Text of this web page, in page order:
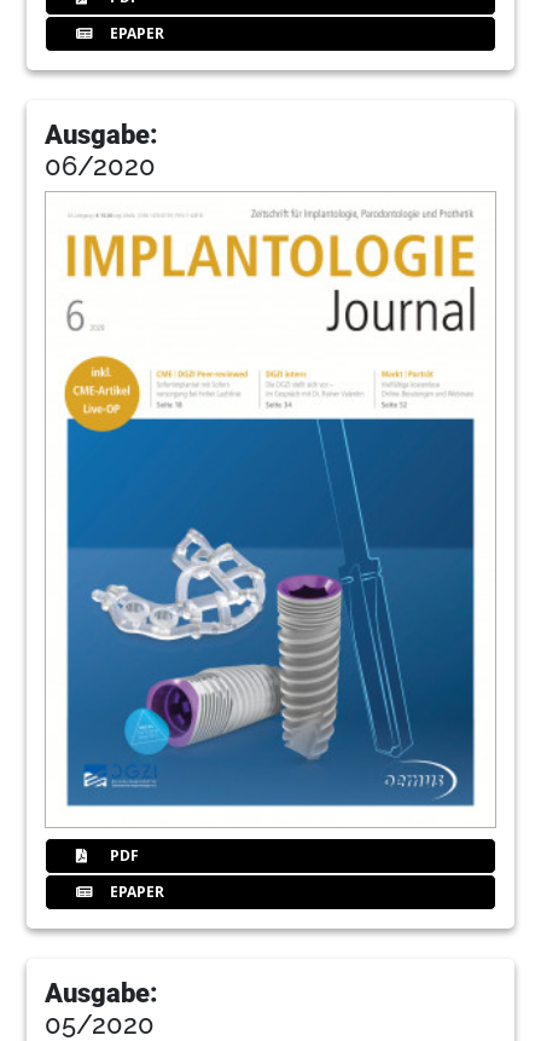
EPAPER
Ausgabe:
06/2020
PDF
EPAPER
Ausgabe:
05/2020